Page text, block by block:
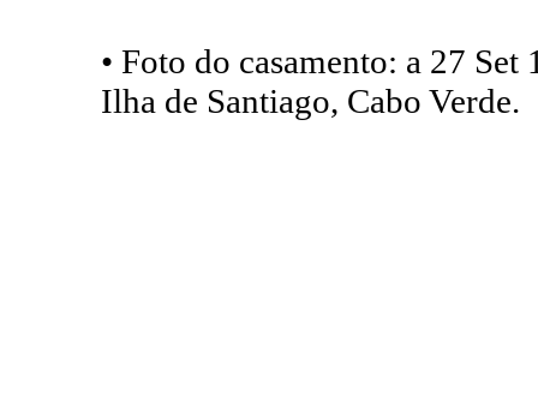
• Foto do casamento: a 27
Ilha de Santiago, Cabo Verde.